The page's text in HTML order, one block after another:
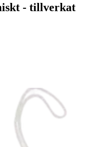
- tillverkat